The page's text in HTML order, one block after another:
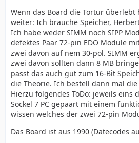
Wenn das Board die Tortur überlebt
weiter: Ich brauche Speicher,
Ich habe weder SIMM noch SIPP
defektes Paar 72-pin EDO Module
zwei davon auf nem 30-pol. SIMM
zwei davon sollten dann 8 MB
passt das auch gut zum 16-Bit
die Theorie. Ich bestell dann mal die
Hierzu folgendes ToDo: jeweils eins
Sockel 7 PC gepaart mit einem
wissen welches der zwei 72-pin
Das Board ist aus 1990 (Datecodes